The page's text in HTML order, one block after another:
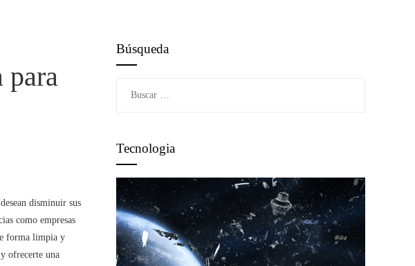
para
disminuir sus
como empresas
forma limpia y
ofrecerte una
Búsqueda
Tecnologia